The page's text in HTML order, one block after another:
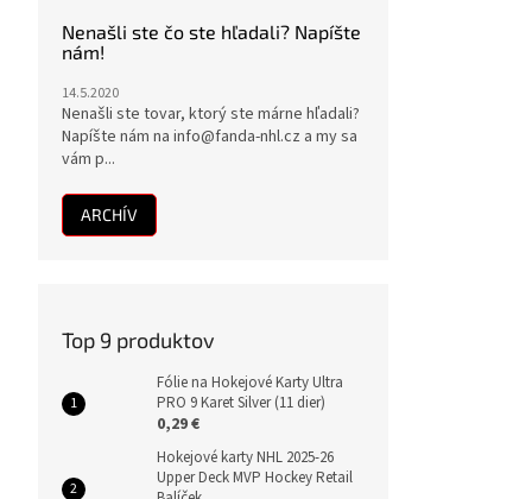
Nenašli ste čo ste hľadali? Napíšte
nám!
14.5.2020
Nenašli ste tovar, ktorý ste márne hľadali?
Napíšte nám na info@fanda-nhl.cz a my sa
vám p...
ARCHÍV
Top 9 produktov
Fólie na Hokejové Karty Ultra
PRO 9 Karet Silver (11 dier)
0,29 €
Hokejové karty NHL 2025-26
Upper Deck MVP Hockey Retail